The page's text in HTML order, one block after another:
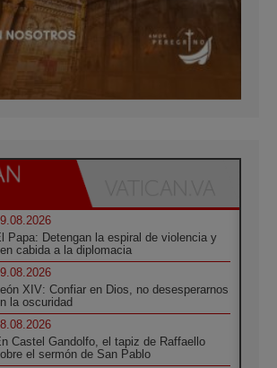
Papa: Detengan la espiral de violencia y
cabida a la diplomacia
León XIV: Confiar en Dios, no desesperarnos
la oscuridad
Castel Gandolfo, el tapiz de Raffaello
el sermón de San Pablo